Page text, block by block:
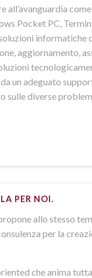
all’avanguardia
Pocket PC,
informatiche
aggiornamento,
un adeguato
sulle diverse
PER NOI.
allo stesso
per la
che anima